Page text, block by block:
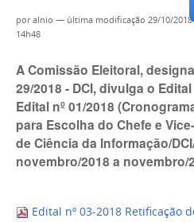
poralnio — última modificação 29/10/2018
14h48
A Comissão Eleitoral,
29/2018 - DCI, divulga o
Edital nº 01/2018
para Escolha do Chefe e
de Ciência da Informação/
novembro/2018 a novembro/
Edital nº 03-2018 Retificação